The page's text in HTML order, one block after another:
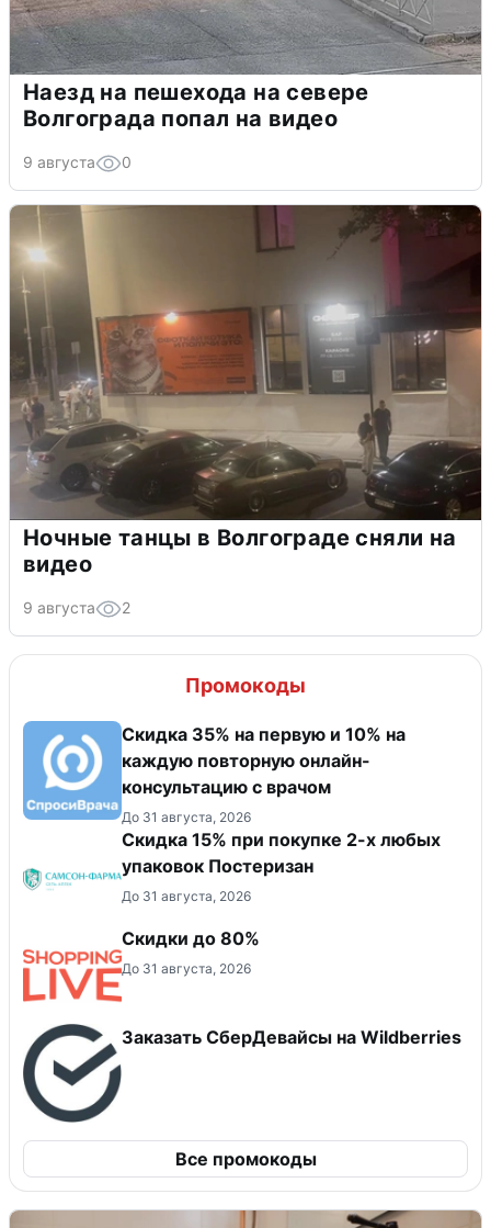
Наезд на пешехода на севере
Волгограда попал на видео
9 августа 0
Ночные танцы в Волгограде сняли на
видео
9 августа 2
Промокоды
Скидка 35% на первую и 10% на
каждую повторную онлайн-
консультацию с врачом
До 31 августа, 2026
Скидка 15% при покупке 2-х любых
упаковок Постеризан
До 31 августа, 2026
Скидки до 80%
До 31 августа, 2026
Заказать СберДевайсы на Wildberries
Все промокоды